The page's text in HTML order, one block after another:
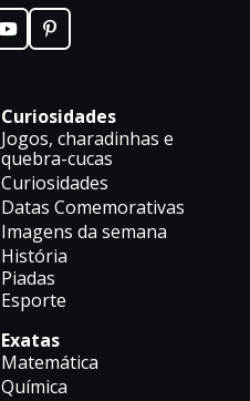
Curiosidades
Jogos, charadinhas e
quebra-cucas
Curiosidades
Datas Comemorativas
Imagens da semana
História
Piadas
Esporte
Exatas
Matemática
Química